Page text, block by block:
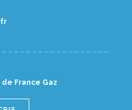
France Gaz